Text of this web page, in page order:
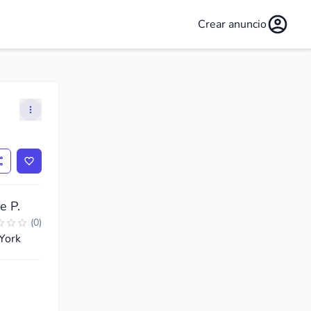
Crear anuncio
P.
(0)